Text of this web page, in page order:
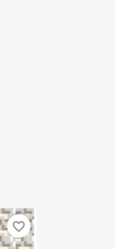
favorite_border